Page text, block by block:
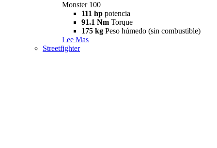
Monster 100
111 hp potencia
91.1 Nm Torque
175 kg Peso húmedo (sin combustible)
Lee Mas
Streetfighter